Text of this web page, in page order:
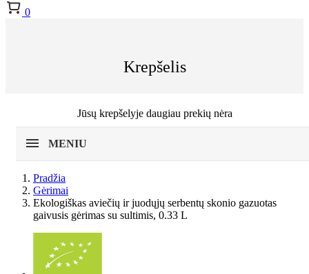
0
Krepšelis
Jūsų krepšelyje daugiau prekių nėra
MENIU
Pradžia
Gėrimai
Ekologiškas aviečių ir juodųjų serbentų skonio gazuotas
gaivusis gėrimas su sultimis, 0.33 L